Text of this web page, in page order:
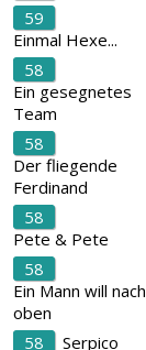
59
Einmal Hexe...
58
Ein gesegnetes
Team
58
Der fliegende
Ferdinand
58
Pete & Pete
58
Ein Mann will nach
oben
58
Serpico